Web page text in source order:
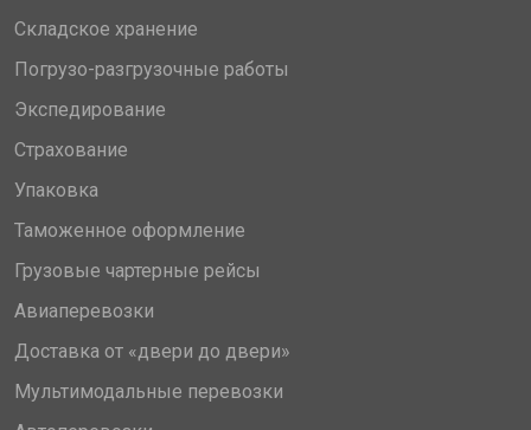
Складское хранение
Погрузо-разгрузочные работы
Экспедирование
Страхование
Упаковка
Таможенное оформление
Грузовые чартерные рейсы
Авиаперевозки
Доставка от «двери до двери»
Мультимодальные перевозки